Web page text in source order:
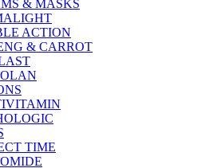
& MASKS
ACTION
& CARROT
TIME